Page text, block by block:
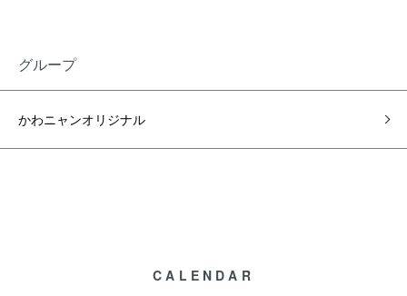
グループ
かわニャンオリジナル
CALENDAR